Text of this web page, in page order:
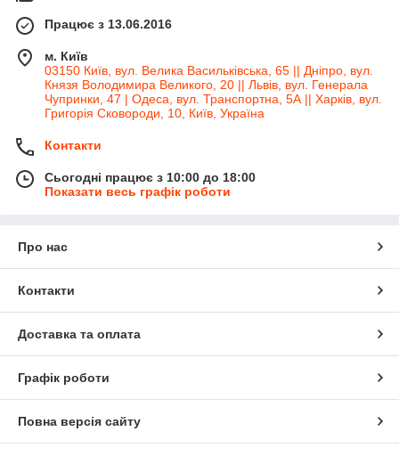
Працює з 13.06.2016
м. Київ
03150 Київ, вул. Велика Васильківська, 65 || Дніпро, вул.
Князя Володимира Великого, 20 || Львів, вул. Генерала
Чупринки, 47 | Одеса, вул. Транспортна, 5А || Харків, вул.
Григорія Сковороди, 10, Київ, Україна
Контакти
Сьогодні працює з 10:00 до 18:00
Показати весь графік роботи
Про нас
Контакти
Доставка та оплата
Графік роботи
Повна версія сайту